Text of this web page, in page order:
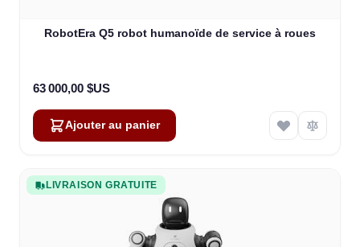
RobotEra Q5 robot humanoïde de service à roues
63 000,00 $US
Ajouter au panier
LIVRAISON GRATUITE